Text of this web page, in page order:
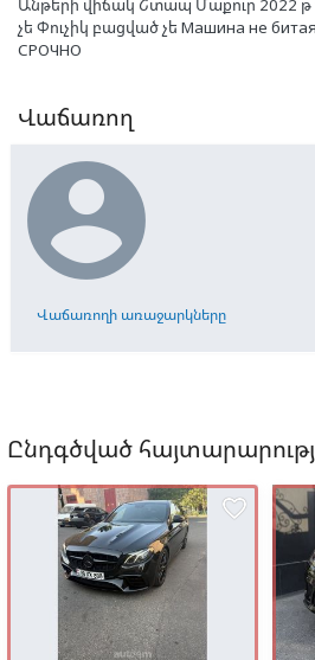
չե Փուչիկ բացված չե Машина не
СРОЧНО
Վաճառող

Վաճառողի առաջարկները
Ընդգծված
favorite_border